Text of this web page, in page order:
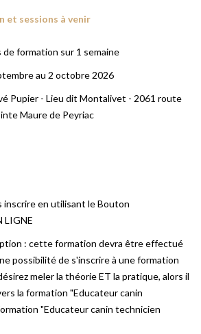
et sessions à venir
de formation sur 1 semaine
au 2 octobre 2026
Pupier - Lieu dit Montalivet - 2061 route
Maure de Peyriac
inscrire en utilisant le Bouton
LIGNE
: cette formation devra être effectué
possibilité de s'inscrire à une formation
meler la théorie ET la pratique, alors il
la formation "Educateur canin
"Educateur canin technicien